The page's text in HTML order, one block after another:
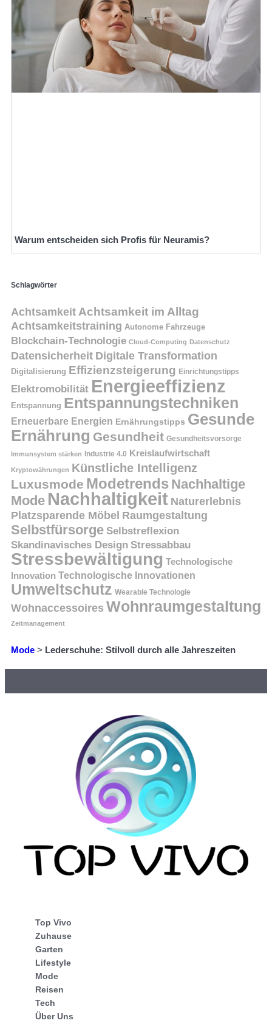
Warum entscheiden sich Profis für Neuramis?
Schlagwörter
AchtsamkeitAchtsamkeit im Alltag
Achtsamkeitstraining Autonome Fahrzeuge
Blockchain-Technologie Cloud-Computing Datenschutz
Datensicherheit Digitale Transformation
Digitalisierung Effizienzsteigerung Einrichtungstipps
Elektromobilität Energieeffizienz
Entspannung Entspannungstechniken
Erneuerbare Energien Ernährungstipps Gesunde
Ernährung Gesundheit Gesundheitsvorsorge
Immunsystem stärken Industrie 4.0 Kreislaufwirtschaft
Kryptowährungen Künstliche Intelligenz
Luxusmode Modetrends Nachhaltige
Mode Nachhaltigkeit Naturerlebnis
Platzsparende Möbel Raumgestaltung
Selbstfürsorge Selbstreflexion
Skandinavisches Design Stressabbau
Stressbewältigung Technologische
Innovation Technologische Innovationen
Umweltschutz Wearable Technologie
Wohnaccessoires Wohnraumgestaltung
Zeitmanagement
Mode > Lederschuhe: Stilvoll durch alle Jahreszeiten
Top Vivo
Zuhause
Garten
Lifestyle
Mode
Reisen
Tech
Über Uns